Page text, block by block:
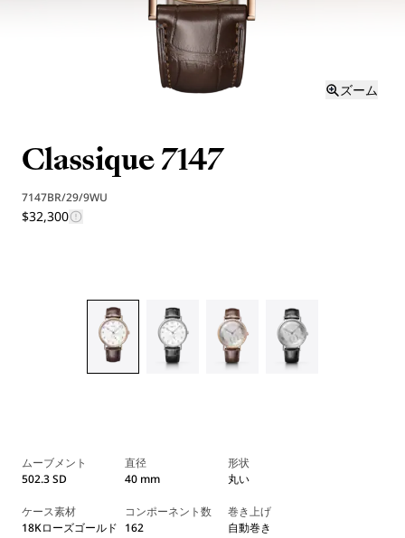
ズーム
Classique 7147
7147BR/29/9WU
$32,300
ムーブメント
502.3 SD
直径
40 mm
形状
丸い
ケース素材
18Kローズゴールド
コンポーネント数
162
巻き上げ
自動巻き